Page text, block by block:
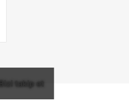
Bizi takip et